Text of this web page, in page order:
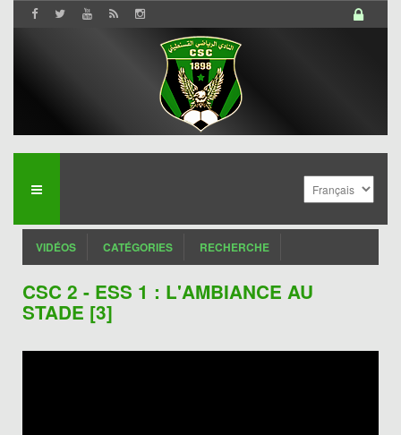
VIDÉOS CATÉGORIES RECHERCHE
CSC 2 - ESS 1 : L'AMBIANCE AU
STADE [3]